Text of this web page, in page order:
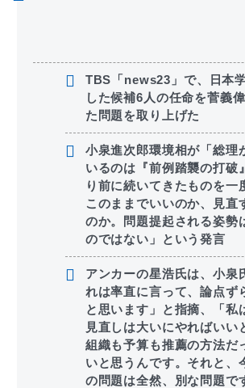
TBS「news23」で、日本
した候補6人の任命を菅義
た問題を取り上げた
小泉進次郎環境相が「総理
いるのは『前例踏襲の打破
り前に続いてきたものを一
このままでいいのか、見直
のか。問題提起される姿勢
のではない」という発言
アンカーの星浩氏は、小泉
れは率直に言って、論点ず
と思います」と指摘、「私
見直しは大いにやればいい
組織も予算も推薦の方法だ
いと思うんです。それと、
の問題は全然、別な問題で